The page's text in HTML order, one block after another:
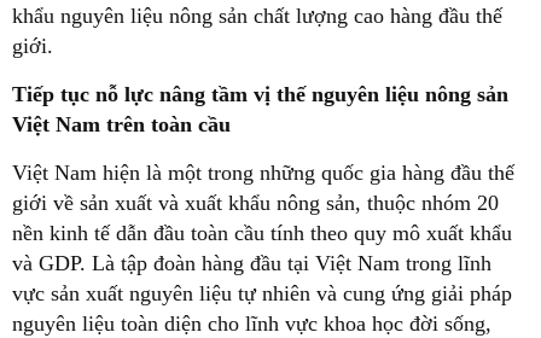
khẩu nguyên liệu nông sản chất lượng cao hàng đầu thế
giới.
Tiếp tục nỗ lực nâng tầm vị thế nguyên liệu nông sản
Việt Nam trên toàn cầu
Việt Nam hiện là một trong những quốc gia hàng đầu thế
giới về sản xuất và xuất khẩu nông sản, thuộc nhóm 20
nền kinh tế dẫn đầu toàn cầu tính theo quy mô xuất khẩu
và GDP. Là tập đoàn hàng đầu tại Việt Nam trong lĩnh
vực sản xuất nguyên liệu tự nhiên và cung ứng giải pháp
nguyên liệu toàn diện cho lĩnh vực khoa học đời sống,